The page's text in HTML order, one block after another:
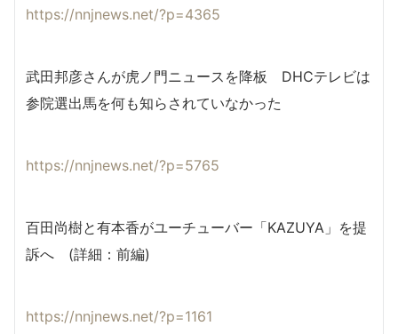
https://nnjnews.net/?p=4365
武田邦彦さんが虎ノ門ニュースを降板 DHCテレビは
参院選出馬を何も知らされていなかった
https://nnjnews.net/?p=5765
百田尚樹と有本香がユーチューバー「KAZUYA」を提
訴へ (詳細：前編)
https://nnjnews.net/?p=1161